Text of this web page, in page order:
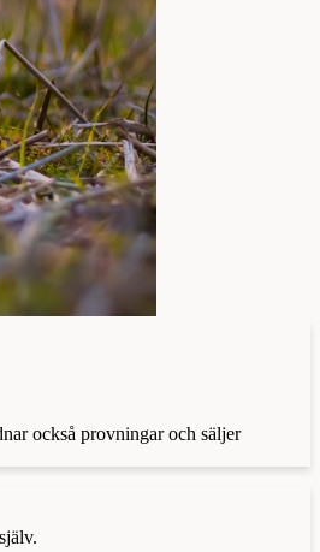
också provningar och säljer